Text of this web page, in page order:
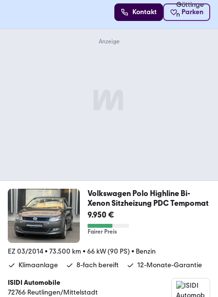
Kontakt Parken
Volkswagen Polo Highline Bi-
Xenon Sitzheizung PDC Tempomat
9.950 €
Fairer Preis
EZ 03/2014• 73.500 km • 66 kW (90 PS) • Benzin
Klimaanlage
8-fach bereift 12-Monate-Garantie
ISIDI Automobile
72766 Reutlingen/Mittelstadt